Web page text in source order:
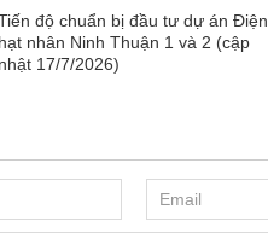
độ chuẩn bị đầu tư dự án Điện
hạt nhân Ninh Thuận 1 và 2 (cập
nhật 17/7/2026)